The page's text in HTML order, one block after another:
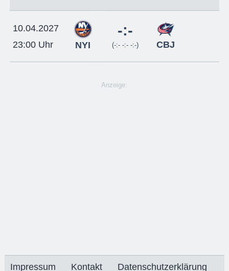
10.04.2027
23:00 Uhr
NYI
-:-
(-:- -:- -:-) CBJ
Anzeige:
Impressum Kontakt Datenschutzerklärung